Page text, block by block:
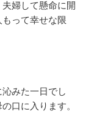
婦して懸命に開
って幸せな限
みた一日でし
口に入ります。